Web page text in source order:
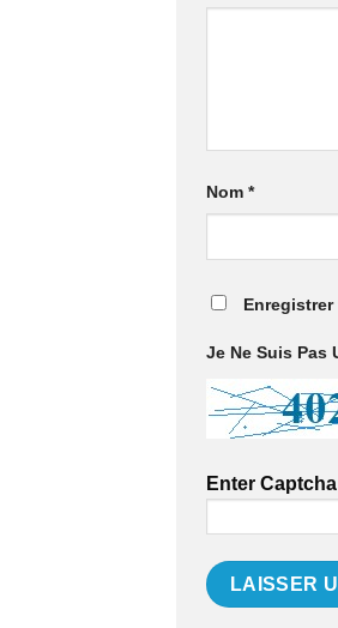
Nom *
Je Ne Suis Pas
Enter